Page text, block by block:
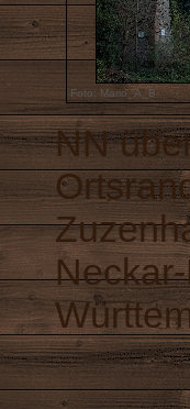
Foto: Mario_A_B
NN